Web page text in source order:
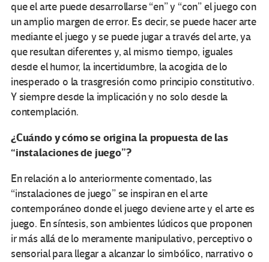
que el arte puede desarrollarse “en” y “con” el juego con
un amplio margen de error. Es decir, se puede hacer arte
mediante el juego y se puede jugar a través del arte, ya
que resultan diferentes y, al mismo tiempo, iguales
desde el humor, la incertidumbre, la acogida de lo
inesperado o la trasgresión como principio constitutivo.
Y siempre desde la implicación y no solo desde la
contemplación.
¿Cuándo y cómo se origina la propuesta de las
“instalaciones de juego”?
En relación a lo anteriormente comentado, las
“instalaciones de juego” se inspiran en el arte
contemporáneo donde el juego deviene arte y el arte es
juego. En síntesis, son ambientes lúdicos que proponen
ir más allá de lo meramente manipulativo, perceptivo o
sensorial para llegar a alcanzar lo simbólico, narrativo o